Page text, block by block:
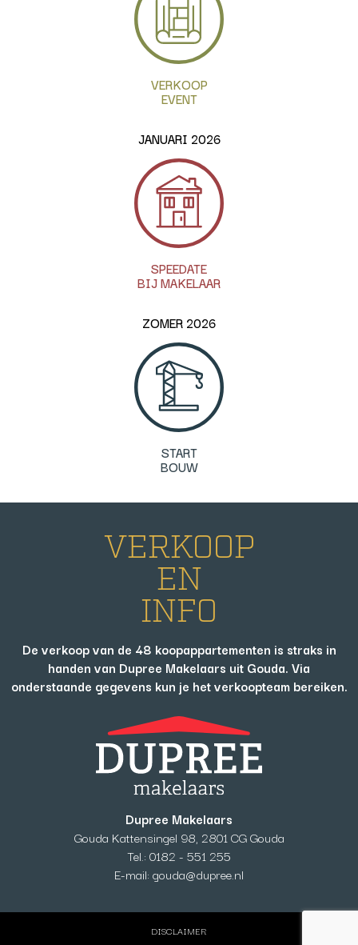
VERKOOP
EVENT
JANUARI 2026
SPEEDATE
BIJ MAKELAAR
ZOMER 2026
START
BOUW
De verkoop van de 48 koopappartementen is straks in
handen van Dupree Makelaars uit Gouda. Via
onderstaande gegevens kun je het verkoopteam bereiken.
Dupree Makelaars
Gouda Kattensingel 98, 2801 CG Gouda
Tel.: 0182 - 551 255
E-mail: gouda@dupree.nl
VERKOOP
EN
INFO
DISCLAIMER